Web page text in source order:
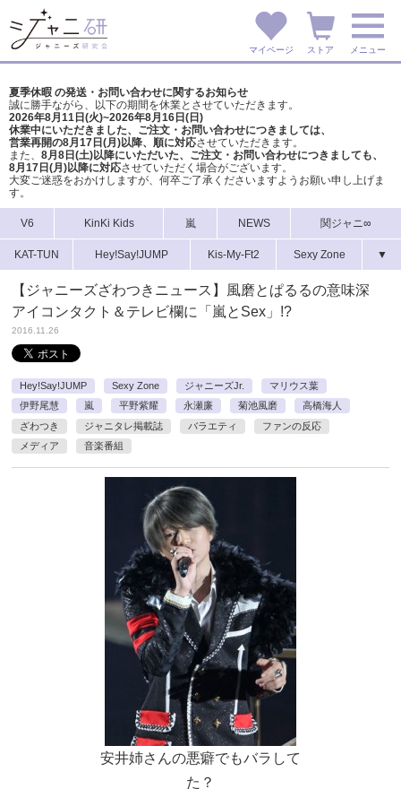
マイページ ストア メニュー
夏季休暇 の発送・お問い合わせに関するお知らせ
誠に勝手ながら、以下の期間を休業とさせていただきます。
2026年8月11日(火)~2026年8月16日(日)
休業中にいただきました、ご注文・お問い合わせにつきましては、
営業再開の8月17日(月)以降、順に対応させていただきます。
また、 8月8日(土)以降にいただいた、ご注文・ お問い合わせにつきましても、
8月17日(月)以降に対応させていただく場合がございます。
大変ご迷惑をおかけしますが、 何卒ご了承くださいますようお願い申し上げま
す。
V6 KinKi Kids 嵐 NEWS 関ジャニ∞
KAT-TUN Hey!Say!JUMP Kis-My-Ft2 Sexy Zone ▼
【ジャニーズざわつきニュース】風磨とぱるるの意味深
アイコンタクト＆テレビ欄に「嵐とSex」!?
2016.11.26
Hey!Say!JUMP Sexy Zone ジャニーズJr.
マリウス葉
伊野尾慧
嵐 平野紫耀 永瀬廉 菊池風磨
高橋海人
ざわつき
ジャニタレ掲載誌 バラエティ
ファンの反応
メディア
音楽番組
安井姉さんの悪癖でもバラして
た？